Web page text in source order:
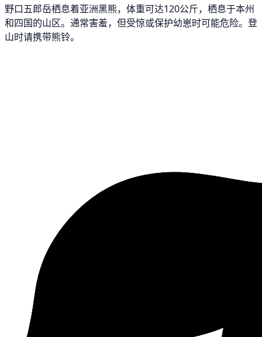
野口五郎岳栖息着亚洲黑熊，体重可达120公斤，栖息于本州
和四国的山区。通常害羞，但受惊或保护幼崽时可能危险。登
山时请携带熊铃。